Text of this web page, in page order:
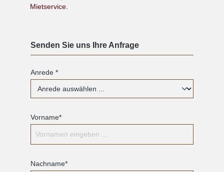
Mietservice.
Senden Sie uns Ihre Anfrage
Anrede *
Vorname*
Nachname*